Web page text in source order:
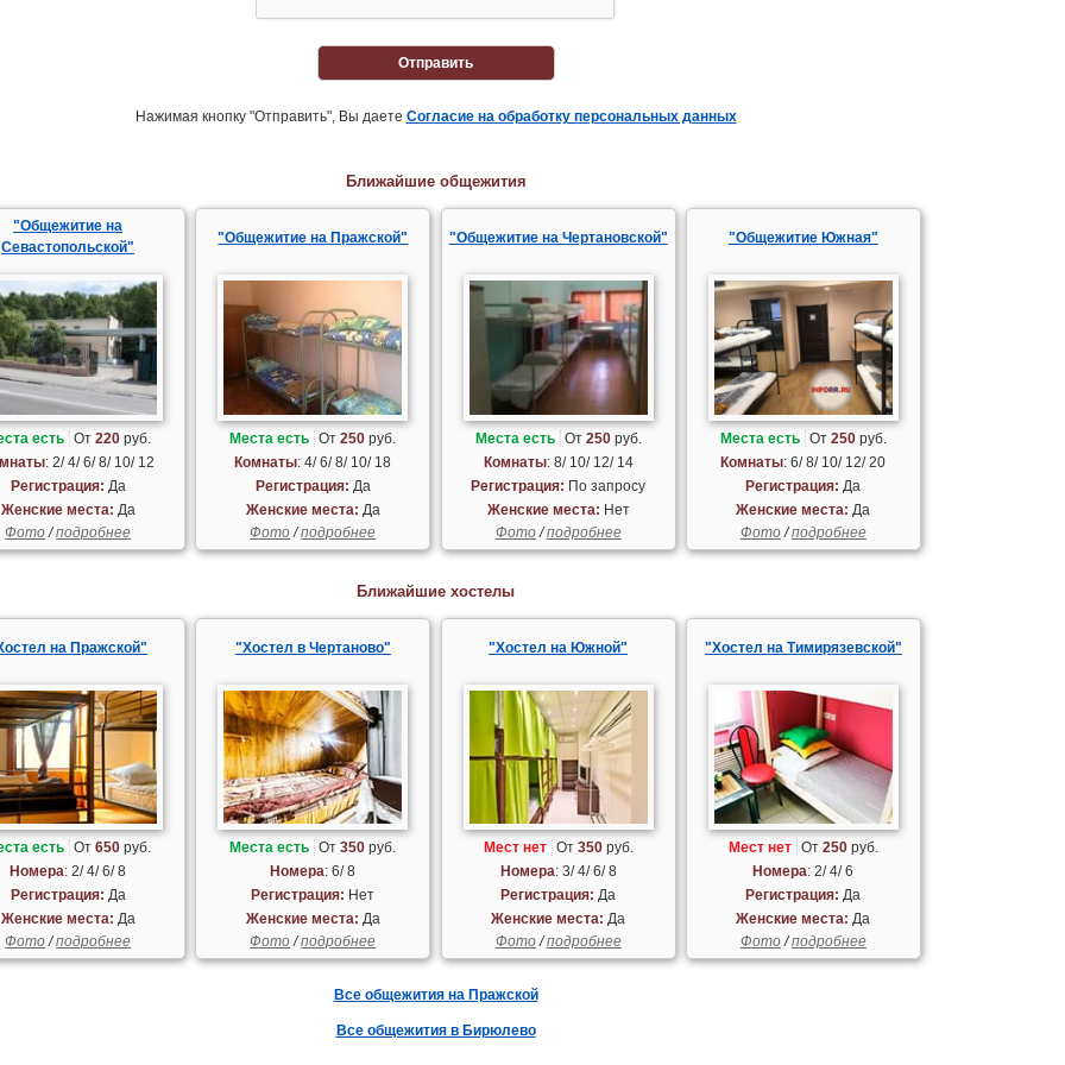
Отправить
Нажимая кнопку "Отправить", Вы даете Согласие на обработку персональных данных
Ближайшие общежития
"Общежитие на
Севастопольской"
есть От220 руб.
: 2/ 4/ 6/ 8/ 10/ 12
Регистрация: Да
Женские места: Да
Фото /подробнее
"Общежитие на Пражской"
Места есть От250 руб.
Комнаты: 4/ 6/ 8/ 10/ 18
Регистрация: Да
Женские места: Да
Фото /подробнее
"Общежитие на Чертановской"
Места есть От 250руб.
Комнаты: 8/ 10/ 12/ 14
Регистрация: По запросу
Женские места: Нет
Фото/подробнее
"Общежитие Южная"
Места есть От 250руб.
Комнаты: 6/ 8/ 10/ 12/ 20
Регистрация: Да
Женские места: Да
Фото/подробнее
Ближайшие хостелы
на Пражской"
есть От650 руб.
Номера: 2/ 4/ 6/ 8
Регистрация: Да
Женские места: Да
Фото/подробнее
"Хостел в Чертаново"
Места есть От350 руб.
Номера: 6/ 8
Регистрация: Нет
Женские места: Да
Фото/подробнее
"Хостел на Южной"
Мест нет От 350руб.
Номера: 3/ 4/ 6/ 8
Регистрация: Да
Женские места: Да
Фото/подробнее
"Хостел на Тимирязевской"
Мест нет От 250руб.
Номера: 2/ 4/ 6
Регистрация: Да
Женские места: Да
Фото/подробнее
Все общежития на Пражской
Все общежития в Бирюлево